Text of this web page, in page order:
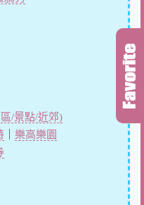
/景點/近郊)
｜ 樂高樂園